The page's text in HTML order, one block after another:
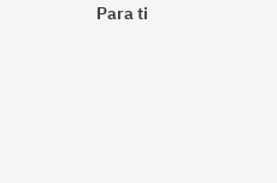
Para ti